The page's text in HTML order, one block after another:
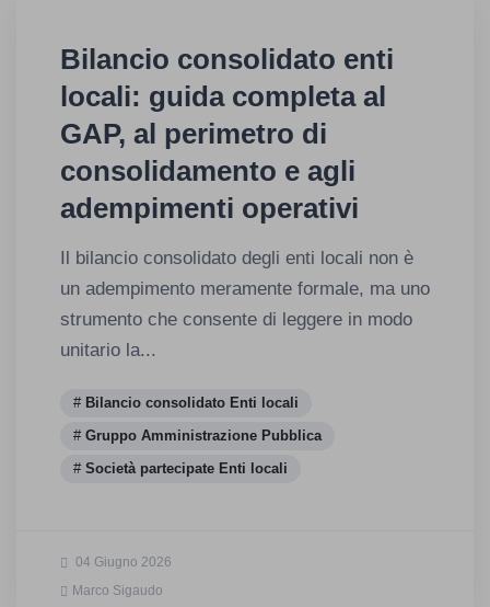
Bilancio consolidato enti
locali: guida completa al
GAP, al perimetro di
consolidamento e agli
adempimenti operativi
Il bilancio consolidato degli enti locali non è
un adempimento meramente formale, ma uno
strumento che consente di leggere in modo
unitario la...
Bilancio consolidato Enti locali
Gruppo Amministrazione Pubblica
Società partecipate Enti locali
04 Giugno 2026
Marco Sigaudo